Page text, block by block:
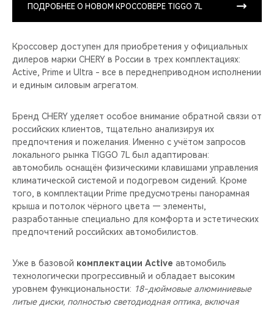
ПОДРОБНЕЕ О НОВОМ КРОССОВЕРЕ TIGGO 7L
Кроссовер доступен для приобретения у официальных
дилеров марки CHERY в России в трех комплектациях:
Active, Prime и Ultra - все в переднеприводном исполнении
и единым силовым агрегатом.
Бренд CHERY уделяет особое внимание обратной связи от
российских клиентов, тщательно анализируя их
предпочтения и пожелания. Именно с учётом запросов
локального рынка TIGGO 7L был адаптирован:
автомобиль оснащён физическими клавишами управления
климатической системой и подогревом сидений. Кроме
того, в комплектации Prime предусмотрены панорамная
крыша и потолок чёрного цвета — элементы,
разработанные специально для комфорта и эстетических
предпочтений российских автомобилистов.
Уже в базовой комплектации Active автомобиль
технологически прогрессивный и обладает высоким
уровнем функциональности: 18-дюймовые алюминиевые
литые диски, полностью светодиодная оптика, включая